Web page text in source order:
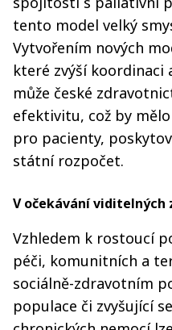
tento model velký
Vytvořením nových
které zvýší koordinaci
může české
efektivitu, což by
pro pacienty,
státní rozpočet.
V očekávání viditelných
Vzhledem k rostoucí
péči, komunitních a
sociálně-zdravotním
populace či zvyšující